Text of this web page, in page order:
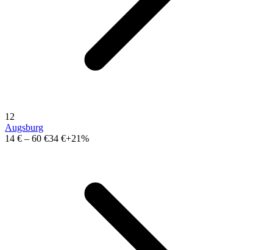
12
Augsburg
14 € – 60 €34 €+21%